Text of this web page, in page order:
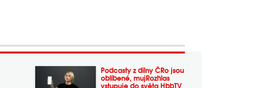
Podcasty z dílny ČRo jsou
oblíbené, mujRozhlas
vstupuje do světa HbbTV